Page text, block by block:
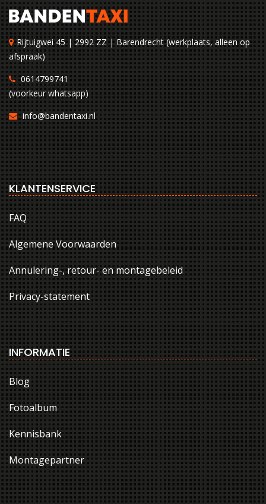
Rijtuigwei 45 | 2992 ZZ | Barendrecht (werkplaats, alleen op
afspraak)
0614799741
(voorkeur whatsapp)
info@bandentaxi.nl
KLANTENSERVICE
FAQ
Algemene Voorwaarden
Annulering-, retour- en montagebeleid
Privacy-statement
INFORMATIE
Blog
Fotoalbum
Kennisbank
Montagepartner